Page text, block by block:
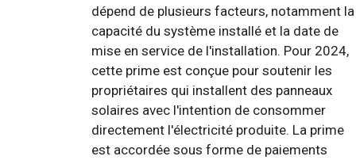
dépend de plusieurs facteurs, notamment la
capacité du système installé et la date de
mise en service de l'installation. Pour 2024,
cette prime est conçue pour soutenir les
propriétaires qui installent des panneaux
solaires avec l'intention de consommer
directement l'électricité produite. La prime
est accordée sous forme de paiements